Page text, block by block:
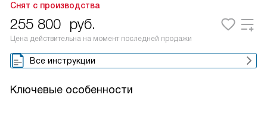
Снят с производства
255 800 руб.
Цена действительна на момент последней продажи
Все инструкции
Ключевые особенности